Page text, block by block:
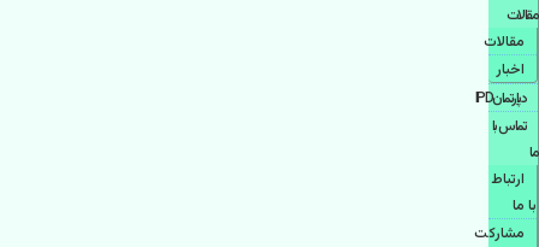
مقالات
مقالات
اخبار
دپارتمانIPD
تماس با
ما
ارتباط
با ما
مشاركت